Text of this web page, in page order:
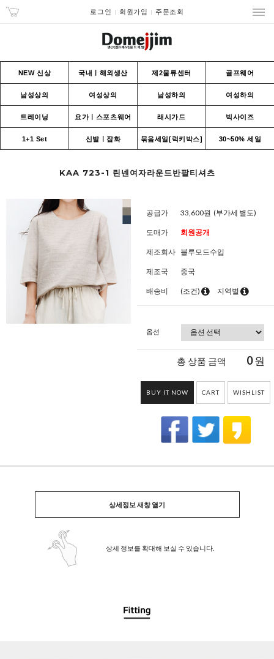
로그인 회원가입 주문조회
NEW 신상 국내ㅣ해외생산 제2물류센터 골프웨어
남성상의 여성상의 남성하의 여성하의
트레이닝 요가ㅣ스포츠웨어 래시가드 빅사이즈
1+1 Set 신발ㅣ잡화 묶음세일[럭키박스] 30~50% 세일
KAA 723-1 린넨여자라운드반팔티셔츠
공급가 33,600원 (부가세 별도)
도매가 회원공개
제조회사 블루모드수입
제조국 중국
배송비 (조건) 지역별
옵션
총 상품 금액 0원
BUY IT NOW CART WISHLIST
상세정보 새창 열기
상세 정보를 확대해 보실 수 있습니다.